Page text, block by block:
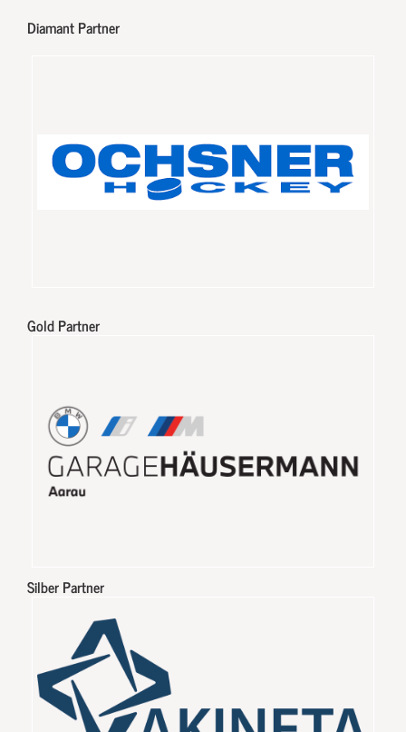
Diamant Partner
Gold Partner
Silber Partner